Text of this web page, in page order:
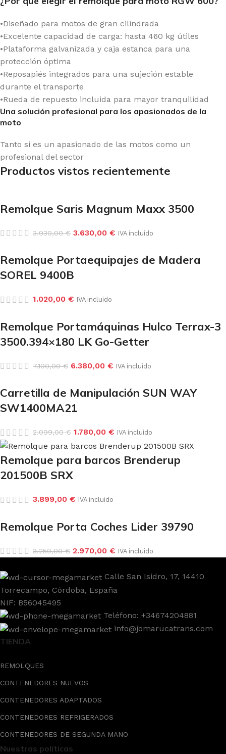
•Diseñado para motos de gran cilindrada
•Excelente capacidad de carga: hasta 460 kg útiles
•Plataforma galvanizada y caja estanca para una
protección óptima
•Reposapiés integrados para una sujeción estable
durante el transporte
•Rueda de repuesto incluida para mayor tranquilidad
Una solución profesional para los apasionados de la
moto
Tanto si es un apasionado de las motos como un
profesional del sector
Productos vistos recientemente
Remolque Saris Magnum Maxx 3500
3.930,00€ 3.630,00 € IVA incluido
Remolque Portaequipajes de Madera
SOREL 9400B
1.020,00 € IVA incluido
Remolque Portamáquinas Hulco Terrax-3
3500.394×180 LK Go-Getter
7.100,00€ 6.380,00 € IVA incluido
Carretilla de Manipulación SUN WAY
SW1400MA21
2.099,00€ 1.780,00 € IVA incluido
Remolque para barcos Brenderup
201500B SRX
3.899,00 € IVA incluido
Remolque Porta Coches Lider 39790
3.250,00€ 2.970,00 € IVA incluido
Calle San Isidro, 17, 14410
Torrecampo, Córdoba, España
NIF: B56045495
Teléfono: +34674204881
info@jomarucatrans.com
TIENDA
REMOLQUES
CONTENEDORES NUEVOS
CONTENEDORES ADAPTADOS
CONTENEDORES REFRIGERADOS
CONTENEDORES DE SEGUNDA MANO
Nuestras políticas